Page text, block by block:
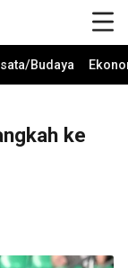
Budaya
ke